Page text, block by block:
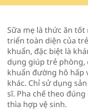
Sữa mẹ là thức ăn
triển toàn diện của
khuẩn, đặc biệt là
dụng giúp trẻ phòng,
khuẩn đường hô hấp
khác. Chỉ sử dụng
sĩ. Pha chế theo
thìa hợp vệ sinh.